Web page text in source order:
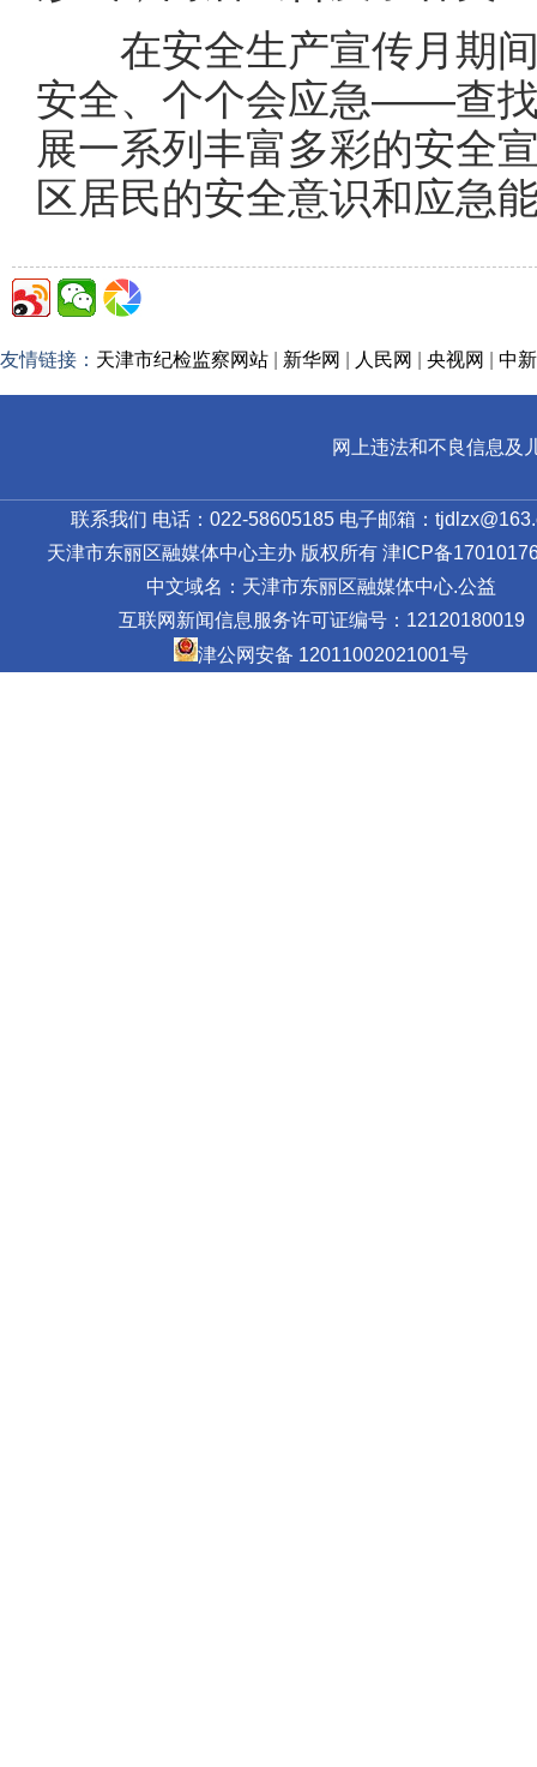
在安全生产宣传月期间
安全、个个会应急——查
展一系列丰富多彩的安全
区居民的安全意识和应急
友情链接： 天津市纪检监察网站 新华网 人民网 央视网 中
网上违法和不良信息及
联系我们 电话：022-58605185 电子邮箱：
天津市东丽区融媒体中心主办 版权所有 津ICP备
中文域名：天津市东丽区融媒体中心.公益
互联网新闻信息服务许可证编号：12120180019
津公网安备 12011002021001号